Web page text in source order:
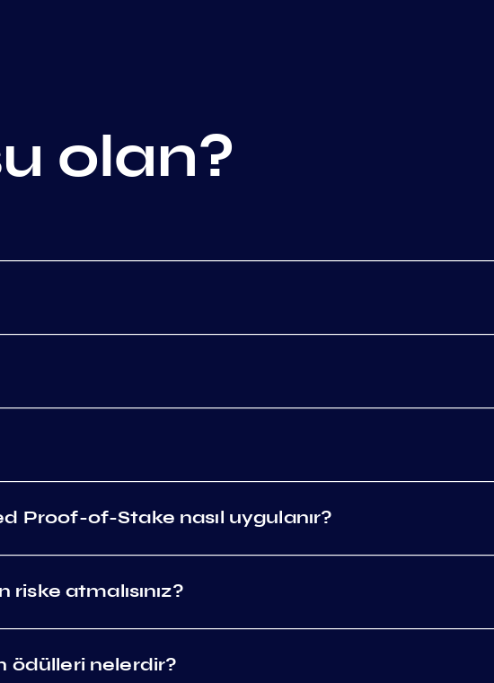
olan?
Proof-of-Stake nasıl uygulanır?
riske atmalısınız?
ödülleri nelerdir?